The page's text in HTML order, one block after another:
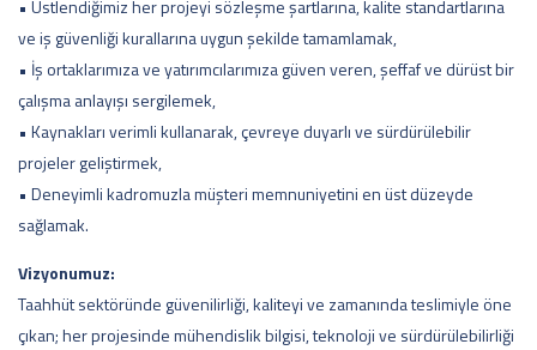
• Üstlendiğimiz her projeyi sözleşme şartlarına, kalite standartlarına
ve iş güvenliği kurallarına uygun şekilde tamamlamak,
• İş ortaklarımıza ve yatırımcılarımıza güven veren, şeffaf ve dürüst bir
çalışma anlayışı sergilemek,
• Kaynakları verimli kullanarak, çevreye duyarlı ve sürdürülebilir
projeler geliştirmek,
• Deneyimli kadromuzla müşteri memnuniyetini en üst düzeyde
sağlamak.
Vizyonumuz:
Taahhüt sektöründe güvenilirliği, kaliteyi ve zamanında teslimiyle öne
çıkan; her projesinde mühendislik bilgisi, teknoloji ve sürdürülebilirliği